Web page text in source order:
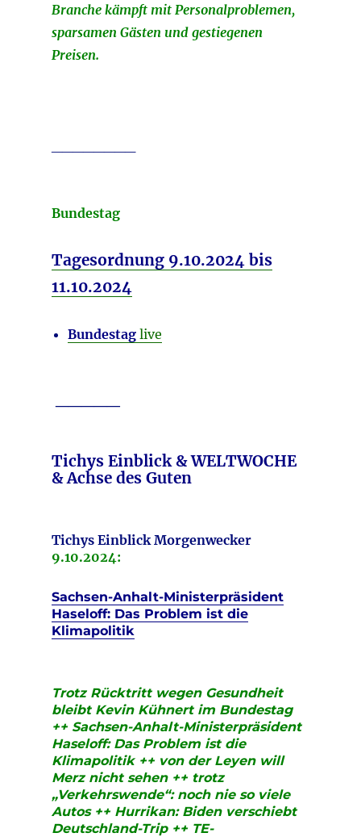
Branche kämpft mit Personalproblemen,
sparsamen Gästen und gestiegenen
Preisen.
Bundestag
Tagesordnung 9.10.2024 bis
11.10.2024
Bundestaglive
Tichys Einblick & WELTWOCHE
& Achse des Guten
Tichys Einblick Morgenwecker
9.10.2024:
Sachsen-Anhalt-Ministerpräsident
Haseloff: Das Problem ist die
Klimapolitik
Trotz Rücktritt wegen Gesundheit
bleibt Kevin Kühnert im Bundestag
++ Sachsen-Anhalt-Ministerpräsident
Haseloff: Das Problem ist die
Klimapolitik ++ von der Leyen will
Merz nicht sehen ++ trotz
„Verkehrswende“: noch nie so viele
Autos ++ Hurrikan: Biden verschiebt
Deutschland-Trip ++ TE-